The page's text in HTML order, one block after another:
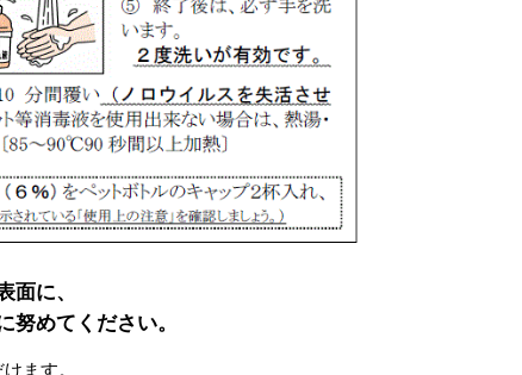
面に、
努めてください。
ます。